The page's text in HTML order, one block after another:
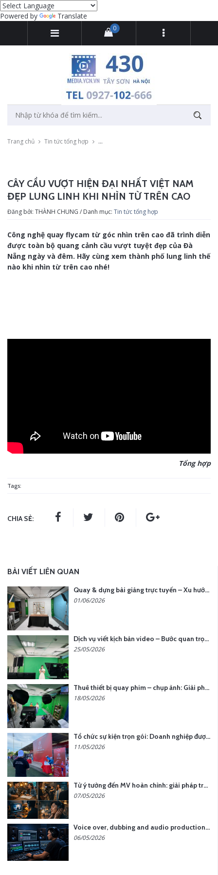
Powered by Translate
0
Trang chủ Tin tức tổng hợp Cây cầu vượt hiện đại nhất Việt Nam đẹp
CÂY CẦU VƯỢT HIỆN ĐẠI NHẤT VIỆT NAM
ĐẸP LUNG LINH KHI NHÌN TỪ TRÊN CAO
Đăng bởi: THÀNH CHUNG / Danh mục: Tin tức tổng hợp
Công nghệ quay flycam từ góc nhìn trên cao đã trình diễn
được toàn bộ quang cảnh cầu vượt tuyệt đẹp của Đà
Nẵng ngày và đêm. Hãy cùng xem thành phố lung linh thế
nào khi nhìn từ trên cao nhé!
Tổng hợp
Tags:
CHIA SẺ:
BÀI VIẾT LIÊN QUAN
Quay & dựng bài giảng trực tuyến – Xu hướng đào tạo thời đại số
01/06/2026
Dịch vụ viết kịch bản video – Bước quan trọng quyết định thành công nội dung
25/05/2026
Thuê thiết bị quay phim – chụp ảnh: Giải pháp tối ưu chi phí cho doanh nghiệp
18/05/2026
Tổ chức sự kiện trọn gói: Doanh nghiệp được gì khi chọn đơn vị chuyên nghiệp?
11/05/2026
Từ ý tưởng đến MV hoàn chỉnh: giải pháp trọn gói tại YCN Media
07/05/2026
Voice over, dubbing and audio production services in Vietnam for global content
06/05/2026